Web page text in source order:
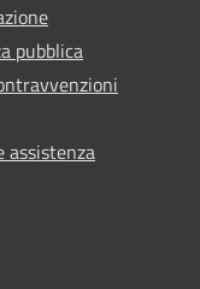
pubblica
assistenza